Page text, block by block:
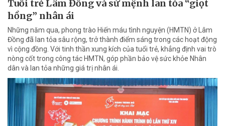
Tuổi trẻ Lâm Đồng và sứ mệnh lan tỏa “giọt
hồng” nhân ái
Những năm qua, phong trào Hiến máu tình nguyện (HMTN) ở Lâm
Đồng đã lan tỏa sâu rộng, trở thành điểm sáng trong các hoạt động
vì cộng đồng. Với tinh thần xung kích của tuổi trẻ, khẳng định vai trò
nòng cốt trong công tác HMTN, góp phần bảo vệ sức khỏe Nhân
dân và lan tỏa những giá trị nhân ái.